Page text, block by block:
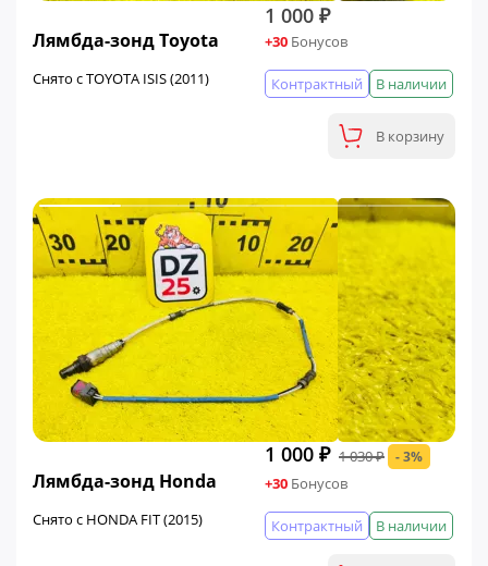
Лямбда-зонд Toyota
Снято с TOYOTA ISIS (2011)
1 000 ₽
+30 Бонусов
В наличии
Контрактный
В корзину
Лямбда-зонд Honda
Снято с HONDA FIT (2015)
1 000 ₽ 1 030 ₽ - 3%
+30 Бонусов
В наличии
Контрактный